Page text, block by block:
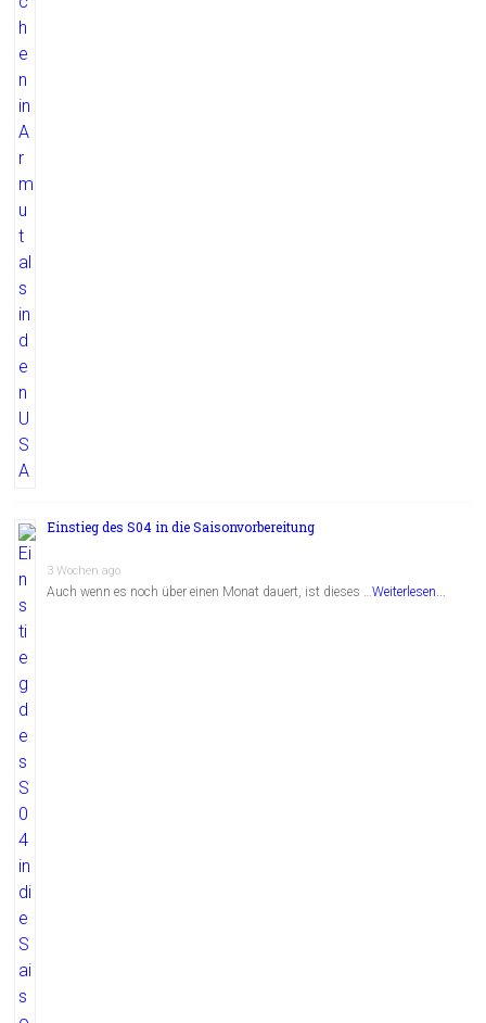
Einstieg des S04 in die Saisonvorbereitung
3 Wochen ago
Auch wenn es noch über einen Monat dauert, ist dieses …Weiterlesen...